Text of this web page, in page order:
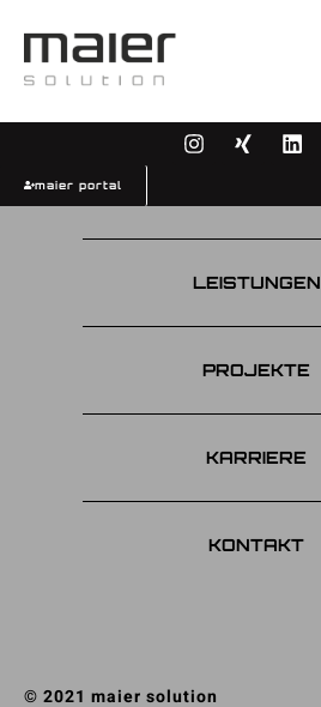
maier portal
LEISTUNGEN
PROJEKTE
KARRIERE
KONTAKT
© 2021 maier solution